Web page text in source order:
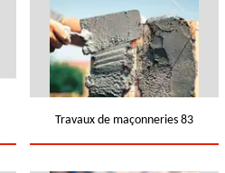
Travaux de maçonneries 83